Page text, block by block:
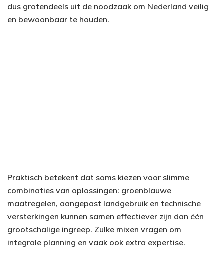
dus grotendeels uit de noodzaak om Nederland veilig
en bewoonbaar te houden.
Praktisch betekent dat soms kiezen voor slimme
combinaties van oplossingen: groenblauwe
maatregelen, aangepast landgebruik en technische
versterkingen kunnen samen effectiever zijn dan één
grootschalige ingreep. Zulke mixen vragen om
integrale planning en vaak ook extra expertise.